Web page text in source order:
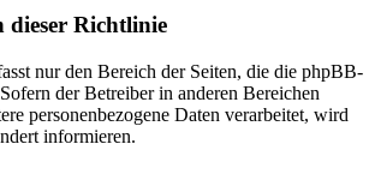
dieser Richtlinie
nur den Bereich der Seiten, die die phpBB-
der Betreiber in anderen Bereichen
personenbezogene Daten verarbeitet, wird
informieren.